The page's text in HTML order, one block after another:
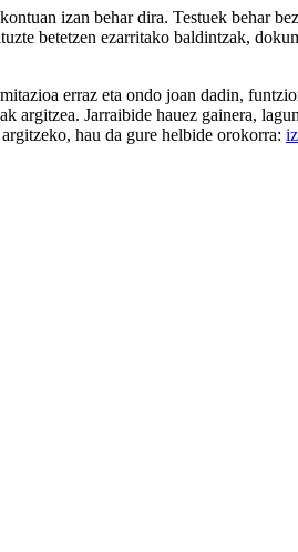
izan behar dira. Testuek behar
betetzen ezarritako baldintzak,
erraz eta ondo joan dadin,
argitzea. Jarraibide hauez gainera,
hau da gure helbide orokorra: